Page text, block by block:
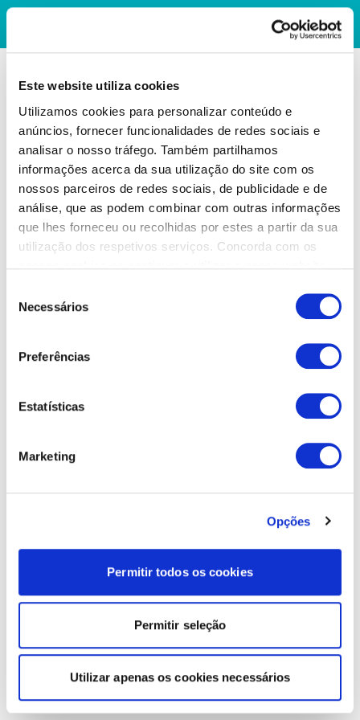
Este website utiliza cookies
Utilizamos cookies para personalizar conteúdo e
anúncios, fornecer funcionalidades de redes sociais e
analisar o nosso tráfego. Também partilhamos
informações acerca da sua utilização do site com os
nossos parceiros de redes sociais, de publicidade e de
análise, que as podem combinar com outras informações
que lhes forneceu ou recolhidas por estes a partir da sua
utilização dos respetivos serviços. Concorda com os
Necessários
Preferências
Estatísticas
Marketing
Opções
Permitir todos os cookies
Permitir seleção
Utilizar apenas os cookies necessários